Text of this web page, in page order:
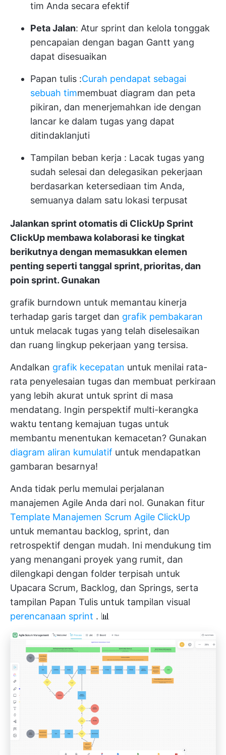
tim Anda secara efektif
Peta Jalan: Atur sprint dan kelola tonggak
pencapaian dengan bagan Gantt yang
dapat disesuaikan
Papan tulis :Curah pendapat sebagai
sebuah timmembuat diagram dan peta
pikiran, dan menerjemahkan ide dengan
lancar ke dalam tugas yang dapat
ditindaklanjuti
Tampilan beban kerja : Lacak tugas yang
sudah selesai dan delegasikan pekerjaan
berdasarkan ketersediaan tim Anda,
semuanya dalam satu lokasi terpusat
Jalankan sprint otomatis di ClickUpSprint
ClickUp membawa kolaborasi ke tingkat
berikutnya dengan memasukkan elemen
penting seperti tanggal sprint, prioritas, dan
poin sprint. Gunakan
grafik burndown untuk memantau kinerja
terhadap garis target dan grafik pembakaran
untuk melacak tugas yang telah diselesaikan
dan ruang lingkup pekerjaan yang tersisa.
Andalkan grafik kecepatan untuk menilai rata-
rata penyelesaian tugas dan membuat perkiraan
yang lebih akurat untuk sprint di masa
mendatang. Ingin perspektif multi-kerangka
waktu tentang kemajuan tugas untuk
membantu menentukan kemacetan? Gunakan
diagram aliran kumulatif untuk mendapatkan
gambaran besarnya!
Anda tidak perlu memulai perjalanan
manajemen Agile Anda dari nol. Gunakan fitur
Template Manajemen Scrum Agile ClickUp
untuk memantau backlog, sprint, dan
retrospektif dengan mudah. Ini mendukung tim
yang menangani proyek yang rumit, dan
dilengkapi dengan folder terpisah untuk
Upacara Scrum, Backlog, dan Springs, serta
tampilan Papan Tulis untuk tampilan visual
perencanaan sprint . 📊